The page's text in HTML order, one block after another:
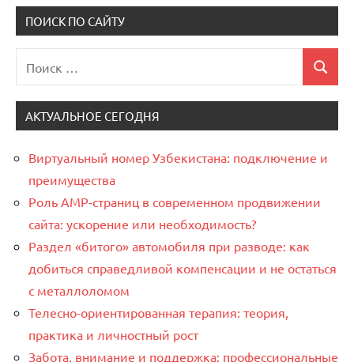
ПОИСК ПО САЙТУ
для:
Поиск
АКТУАЛЬНОЕ СЕГОДНЯ
Виртуальный номер Узбекистана: подключение и
преимущества
Роль AMP-страниц в современном продвижении
сайта: ускорение или необходимость?
Раздел «битого» автомобиля при разводе: как
добиться справедливой компенсации и не остаться
с металлоломом
Телесно-ориентированная терапия: теория,
практика и личностный рост
Забота, внимание и поддержка: профессиональные